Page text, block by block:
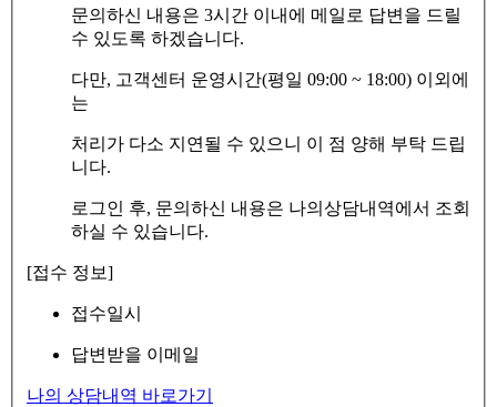
문의하신 내용은 3시간 이내에 메일로 답변을 드릴
수 있도록 하겠습니다.
다만, 고객센터 운영시간(평일 09:00 ~ 18:00) 이외에
는
처리가 다소 지연될 수 있으니 이 점 양해 부탁 드립
니다.
로그인 후, 문의하신 내용은 나의상담내역에서 조회
하실 수 있습니다.
[접수 정보]
접수일시
답변받을 이메일
나의 상담내역 바로가기